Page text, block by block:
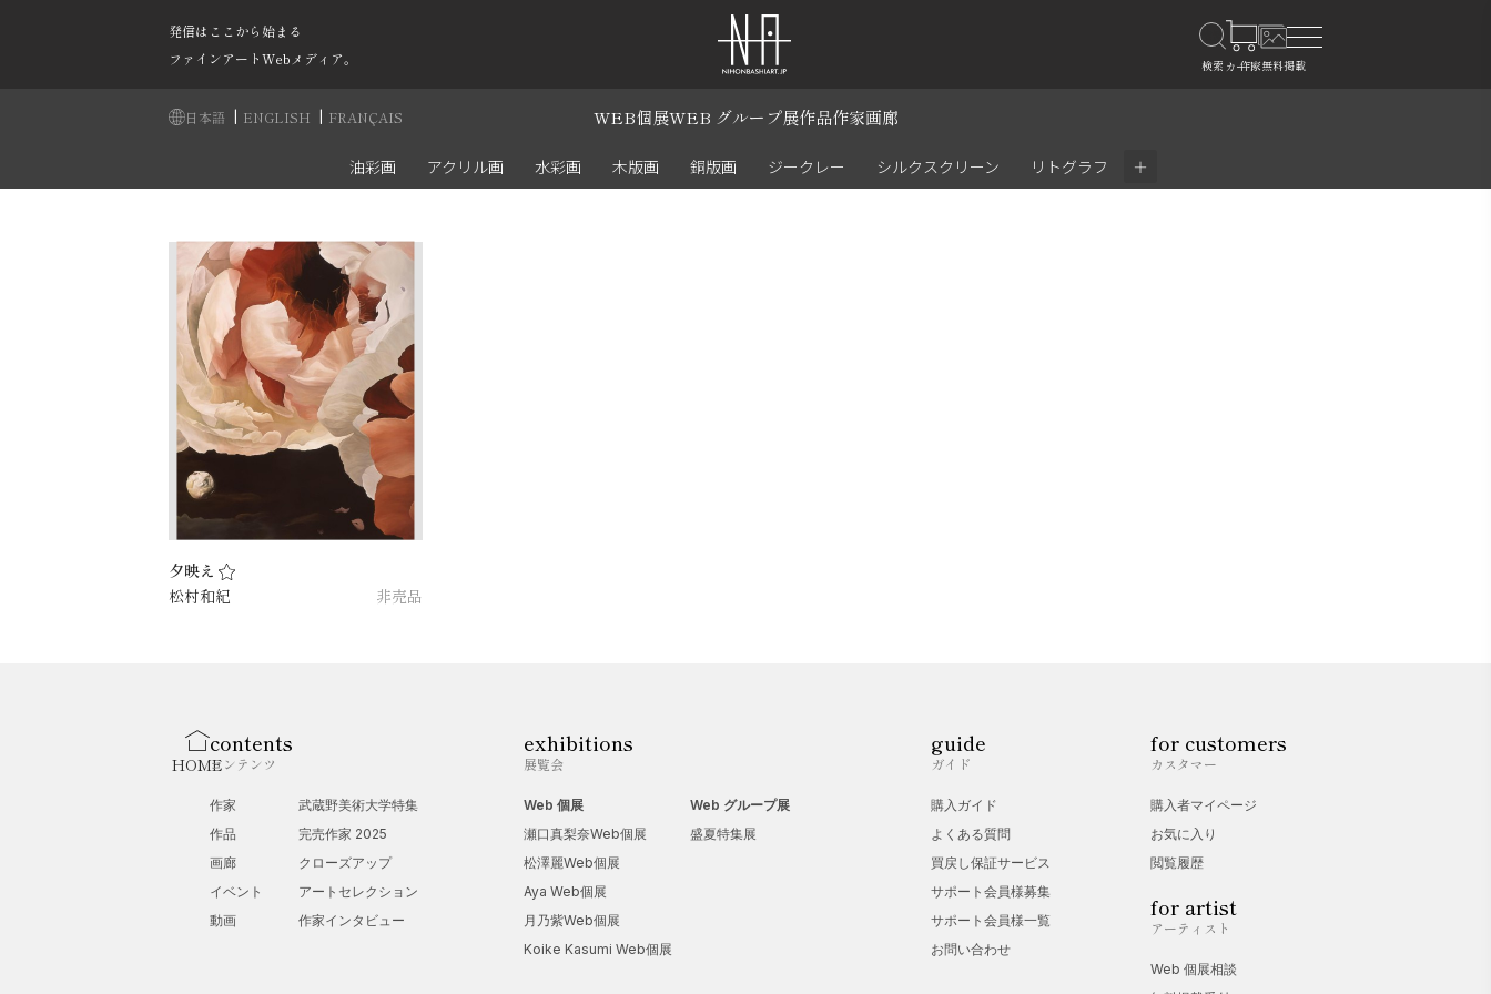
発信はここから始まる
ファインアートWebメディア。
日本語 | ENGLISH | FRANÇAIS WEB個展WEB グループ展作品作家画廊
油彩画 アクリル画 水彩画 木版画 銅版画 ジークレー シルクスクリーン リトグラフ ＋
夕映え
松村和紀
非売品
HOME
contents
コンテンツ
作家
作品
画廊
イベント
動画
武蔵野美術大学特集
完売作家 2025
クローズアップ
アートセレクション
作家インタビュー
exhibitions
展覧会
Web 個展
瀬口真梨奈Web個展
松澤麗Web個展
Aya Web個展
月乃紫Web個展
Koike Kasumi Web個展
Web グループ展
盛夏特集展
guide
ガイド
購入ガイド
よくある質問
買戻し保証サービス
サポート会員様募集
サポート会員様一覧
お問い合わせ
for customers
カスタマー
購入者マイページ
お気に入り
閲覧履歴
for artist
アーティスト
Web 個展相談